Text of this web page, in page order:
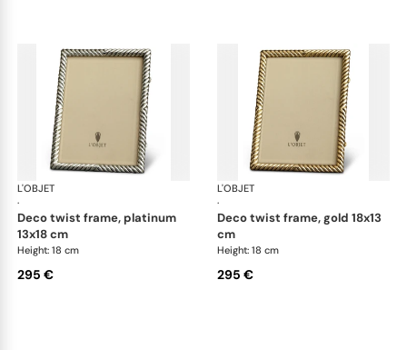
L'OBJET
·
Picture Frames
deco twist frame, platinum
13x18 cm
Height: 18 cm
295 €
L'OBJET
·
deco twist frame, gold 18x13
cm
Height: 18 cm
295 €